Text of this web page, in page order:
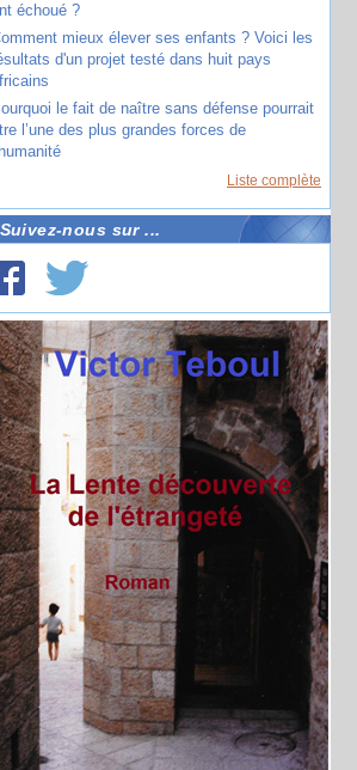
échoué ?
mieux élever ses enfants ? Voici les
d'un projet testé dans huit pays
le fait de naître sans défense pourrait
l’une des plus grandes forces de
Liste complète
Suivez-nous sur ...